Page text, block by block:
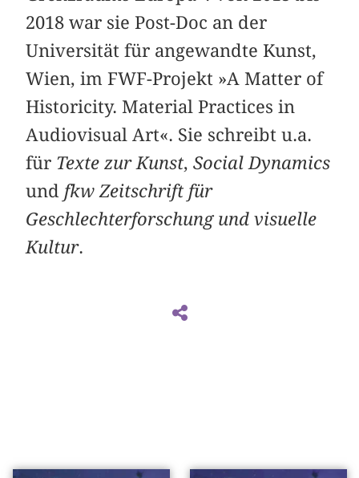
2018 war sie Post-Doc an der
Universität für angewandte Kunst,
Wien, im FWF-Projekt »A Matter of
Historicity. Material Practices in
Audiovisual Art«. Sie schreibt u.a.
für Texte zur Kunst,Social Dynamics
und fkw Zeitschrift für
Geschlechterforschung und visuelle
Kultur.